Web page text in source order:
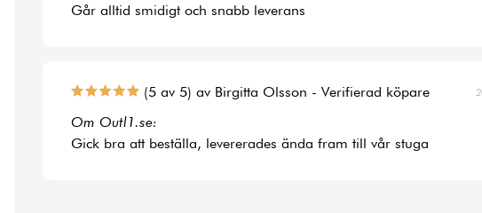
Går alltid smidigt och snabb leverans
(5 av 5) av Birgitta Olsson - Verifierad köpare
Om Outl1.se:
Gick bra att beställa, levererades ända fram till vår stuga